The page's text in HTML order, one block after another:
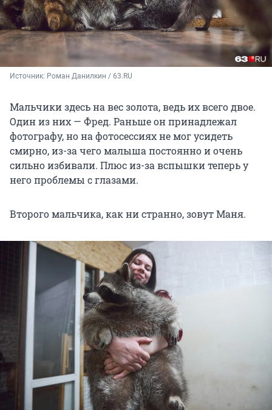
Источник: Роман Данилкин / 63.RU
Мальчики здесь на вес золота, ведь их всего двое.
Один из них — Фред. Раньше он принадлежал
фотографу, но на фотосессиях не мог усидеть
смирно, из-за чего малыша постоянно и очень
сильно избивали. Плюс из-за вспышки теперь у
него проблемы с глазами.
Второго мальчика, как ни странно, зовут Маня.